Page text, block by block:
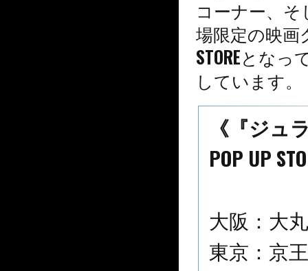
コーナー、
場限定の映画
STOREとな
しています。
《『ジュ
POP UP
大阪：大
東京：京